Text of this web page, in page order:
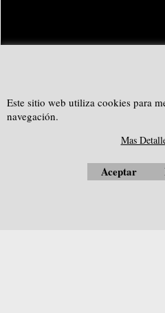
Este sitio web utiliza cookies para
navegación.
Mas
Aceptar